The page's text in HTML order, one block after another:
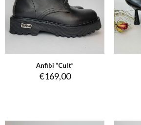
Anfibi “Cult”
€169,00